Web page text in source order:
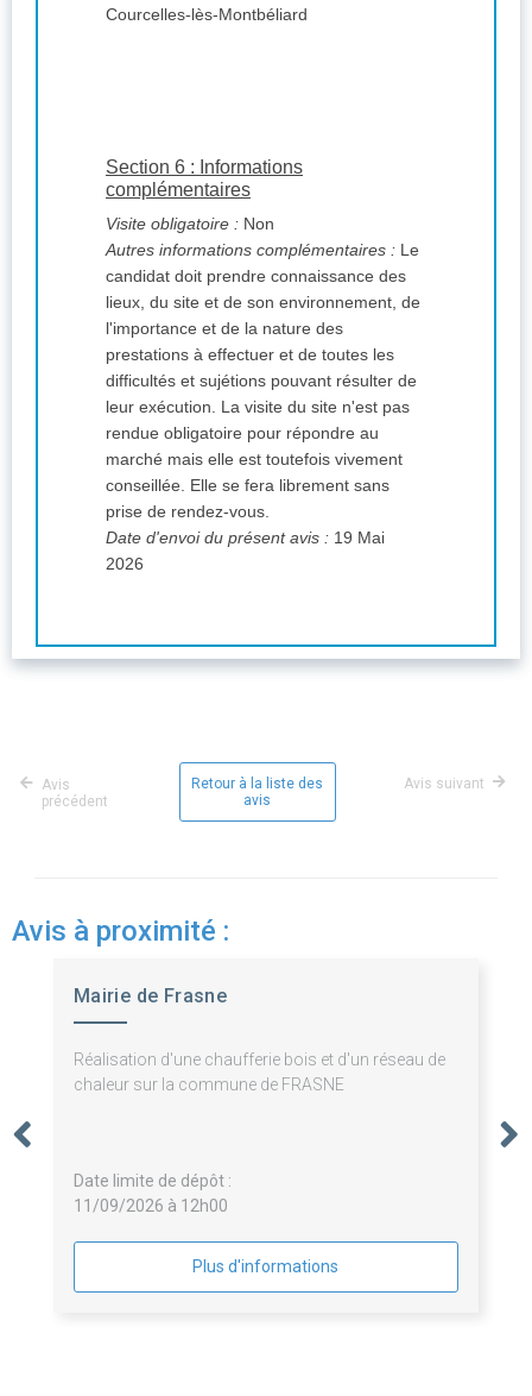
Courcelles-lès-Montbéliard
Section 6 : Informations
complémentaires
Visite obligatoire : Non
Autres informations complémentaires : Le
candidat doit prendre connaissance des
lieux, du site et de son environnement, de
l'importance et de la nature des
prestations à effectuer et de toutes les
difficultés et sujétions pouvant résulter de
leur exécution. La visite du site n'est pas
rendue obligatoire pour répondre au
marché mais elle est toutefois vivement
conseillée. Elle se fera librement sans
prise de rendez-vous.
Date d'envoi du présent avis : 19 Mai
2026
Avis
précédent
Retour à la liste des
avis
Avis suivant
Avis à proximité :
Mairie de Frasne
Réalisation d'une chaufferie bois et d'un réseau de
chaleur sur la commune de FRASNE
Date limite de dépôt :
11/09/2026 à 12h00
Plus d'informations